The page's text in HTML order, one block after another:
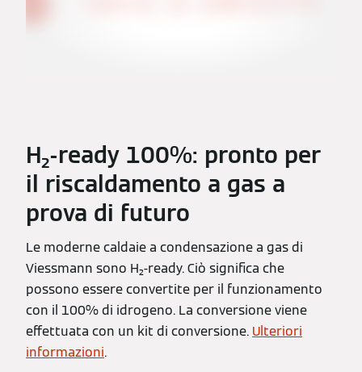
H₂-ready 100%: pronto per
il riscaldamento a gas a
prova di futuro
Le moderne caldaie a condensazione a gas di
Viessmann sono H₂-ready. Ciò significa che
possono essere convertite per il funzionamento
con il 100% di idrogeno. La conversione viene
effettuata con un kit di conversione. Ulteriori
informazioni.